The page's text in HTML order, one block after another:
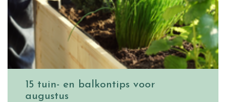
15 tuin- en balkontips voor
augustus